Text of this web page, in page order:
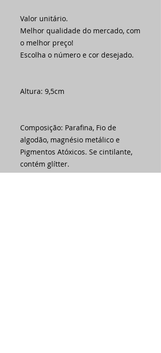
Valor unitário.
Melhor qualidade do mercado, com
o melhor preço!
Escolha o número e cor desejado.
Altura: 9,5cm
Composição: Parafina, Fio de
algodão, magnésio metálico e
Pigmentos Atóxicos. Se cintilante,
contém glítter.